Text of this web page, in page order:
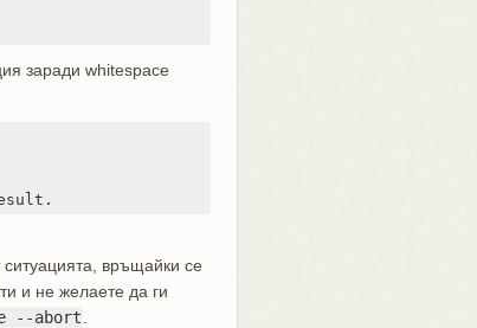
заради whitespace
връщайки се
и не желаете да ги
--abort